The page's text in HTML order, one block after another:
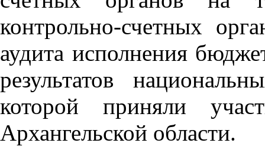
контрольно-счетных
аудита исполнения
результатов
которой приняли
Архангельской области.